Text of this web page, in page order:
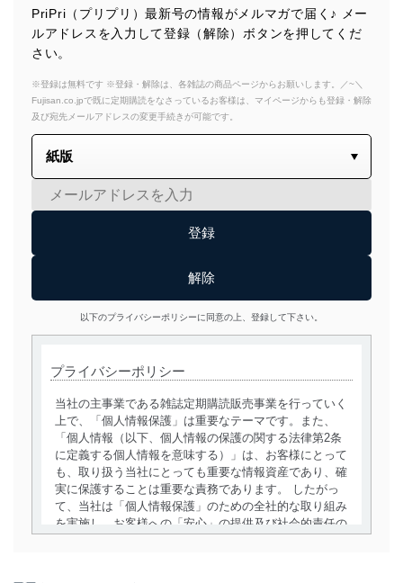
PriPri（プリプリ）最新号の情報がメルマガで届く♪ メー
ルアドレスを入力して登録（解除）ボタンを押してくだ
さい。
※登録は無料です ※登録・解除は、各雑誌の商品ページからお願いします。／~＼
Fujisan.co.jpで既に定期購読をなさっているお客様は、マイページからも登録・解除
及び宛先メールアドレスの変更手続きが可能です。
以下のプライバシーポリシーに同意の上、登録して下さい。
プライバシーポリシー
当社の主事業である雑誌定期購読販売事業を行っていく
上で、「個人情報保護」は重要なテーマです。また、
「個人情報（以下、個人情報の保護の関する法律第2条
に定義する個人情報を意味する）」は、お客様にとって
も、取り扱う当社にとっても重要な情報資産であり、確
実に保護することは重要な責務であります。 したがっ
て、当社は「個人情報保護」のための全社的な取り組み
を実施し、お客様への「安心」の提供及び社会的責任の